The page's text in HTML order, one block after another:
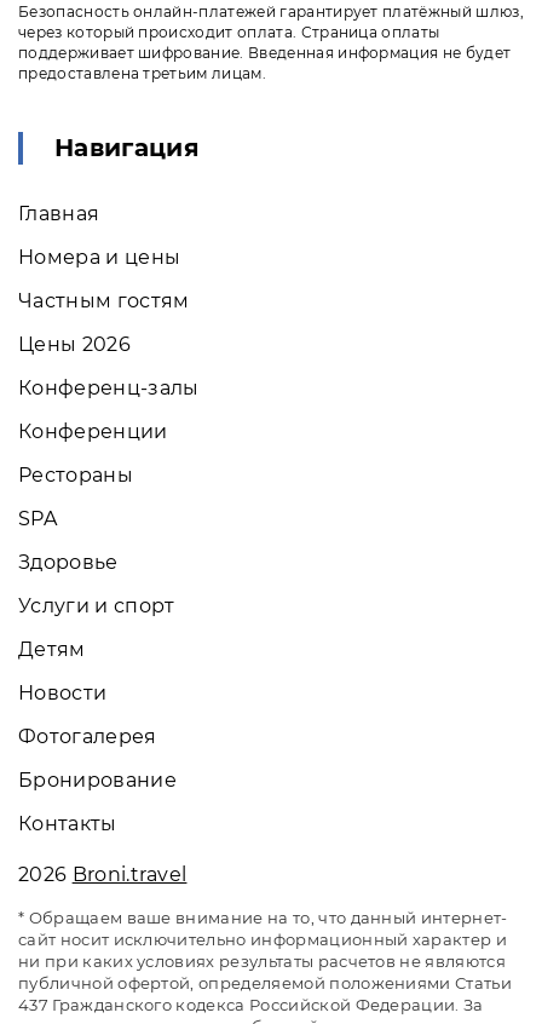
Безопасность онлайн-платежей гарантирует платёжный шлюз,
через который происходит оплата. Страница оплаты
поддерживает шифрование. Введенная информация не будет
предоставлена третьим лицам.
Навигация
Главная
Номера и цены
Частным гостям
Цены 2026
Конференц-залы
Конференции
Рестораны
SPA
Здоровье
Услуги и спорт
Детям
Новости
Фотогалерея
Бронирование
Контакты
2026 Broni.travel
* Обращаем ваше внимание на то, что данный интернет-
сайт носит исключительно информационный характер и
ни при каких условиях результаты расчетов не являются
публичной офертой, определяемой положениями Статьи
437 Гражданского кодекса Российской Федерации. За